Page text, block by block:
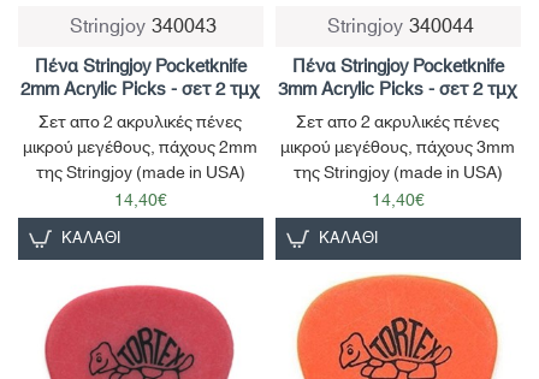
Stringjoy340043
Πένα Stringjoy Pocketknife
2mm Acrylic Picks - σετ 2 τμχ
Σετ απο 2 ακρυλικές πένες
μικρού μεγέθους, πάχους 2mm
της Stringjoy (made in USA)
14,40€
ΚΑΛΆΘΙ
Stringjoy340044
Πένα Stringjoy Pocketknife
3mm Acrylic Picks - σετ 2 τμχ
Σετ απο 2 ακρυλικές πένες
μικρού μεγέθους, πάχους 3mm
της Stringjoy (made in USA)
14,40€
ΚΑΛΆΘΙ